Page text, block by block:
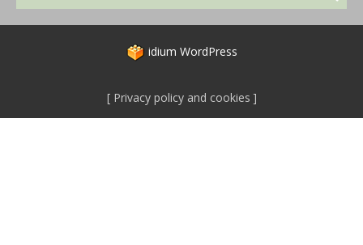
idium WordPress
Privacy policy and cookies